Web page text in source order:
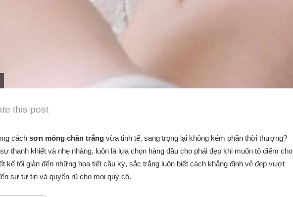
this post
cách sơn móng chân trắng vừa tinh tế, sang trọng lại không kém phần thời thượng?
thanh khiết và nhẹ nhàng, luôn là lựa chọn hàng đầu cho phái đẹp khi muốn tô điểm cho
kế tối giản đến những họa tiết cầu kỳ, sắc trắng luôn biết cách khẳng định vẻ đẹp vượt
sự tự tin và quyến rũ cho mọi quý cô.